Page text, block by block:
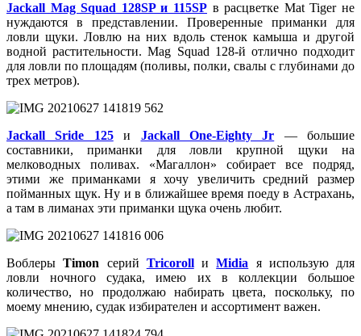
Jackall Mag Squad 128SP и 115SP в расцветке Mat Tiger не
нуждаются в представлении. Проверенные приманки для
ловли щуки. Ловлю на них вдоль стенок камыша и другой
водной растительности. Mag Squad 128-й отлично подходит
для ловли по площадям (поливы, полки, свалы с глубинами до
трех метров).
Jackall Sride 125и Jackall One-Eighty Jr — большие
составники, приманки для ловли крупной щуки на
мелководных поливах. «Магаллон» собирает все подряд,
этими же приманками я хочу увеличить средний размер
пойманных щук. Ну и в ближайшее время поеду в Астрахань,
а там в лиманах эти приманки щука очень любит.
ВоблерыTimon серий TricorollиMidia я использую для
ловли ночного судака, имею их в коллекции большое
количество, но продолжаю набирать цвета, поскольку, по
моему мнению, судак избирателен и ассортимент важен.